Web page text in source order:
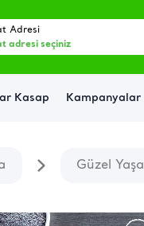
Adresi
adresi seçiniz
Kasap Kampanyalar
Güzel Yaşa